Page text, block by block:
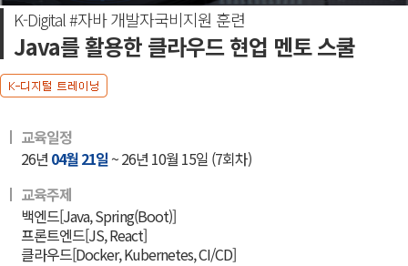
K-Digital #자바 개발자국비지원 훈련
Java를 활용한 클라우드 현업 멘토 스쿨
교육일정
26년 04월 21일 ~ 26년 10월 15일 (7회차)
교육주제
백엔드[Java, Spring(Boot)]
프론트엔드[JS, React]
클라우드[Docker, Kubernetes, CI/CD]